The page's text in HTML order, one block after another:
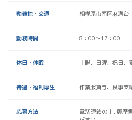
勤務地・交通 相模原市南区麻溝台
勤務時間 8：00～17：00
休日・休暇 土曜、日曜、祝日、
待遇・福利厚生 作業服貸与、食事支
応募方法
電話連絡の上､履歴